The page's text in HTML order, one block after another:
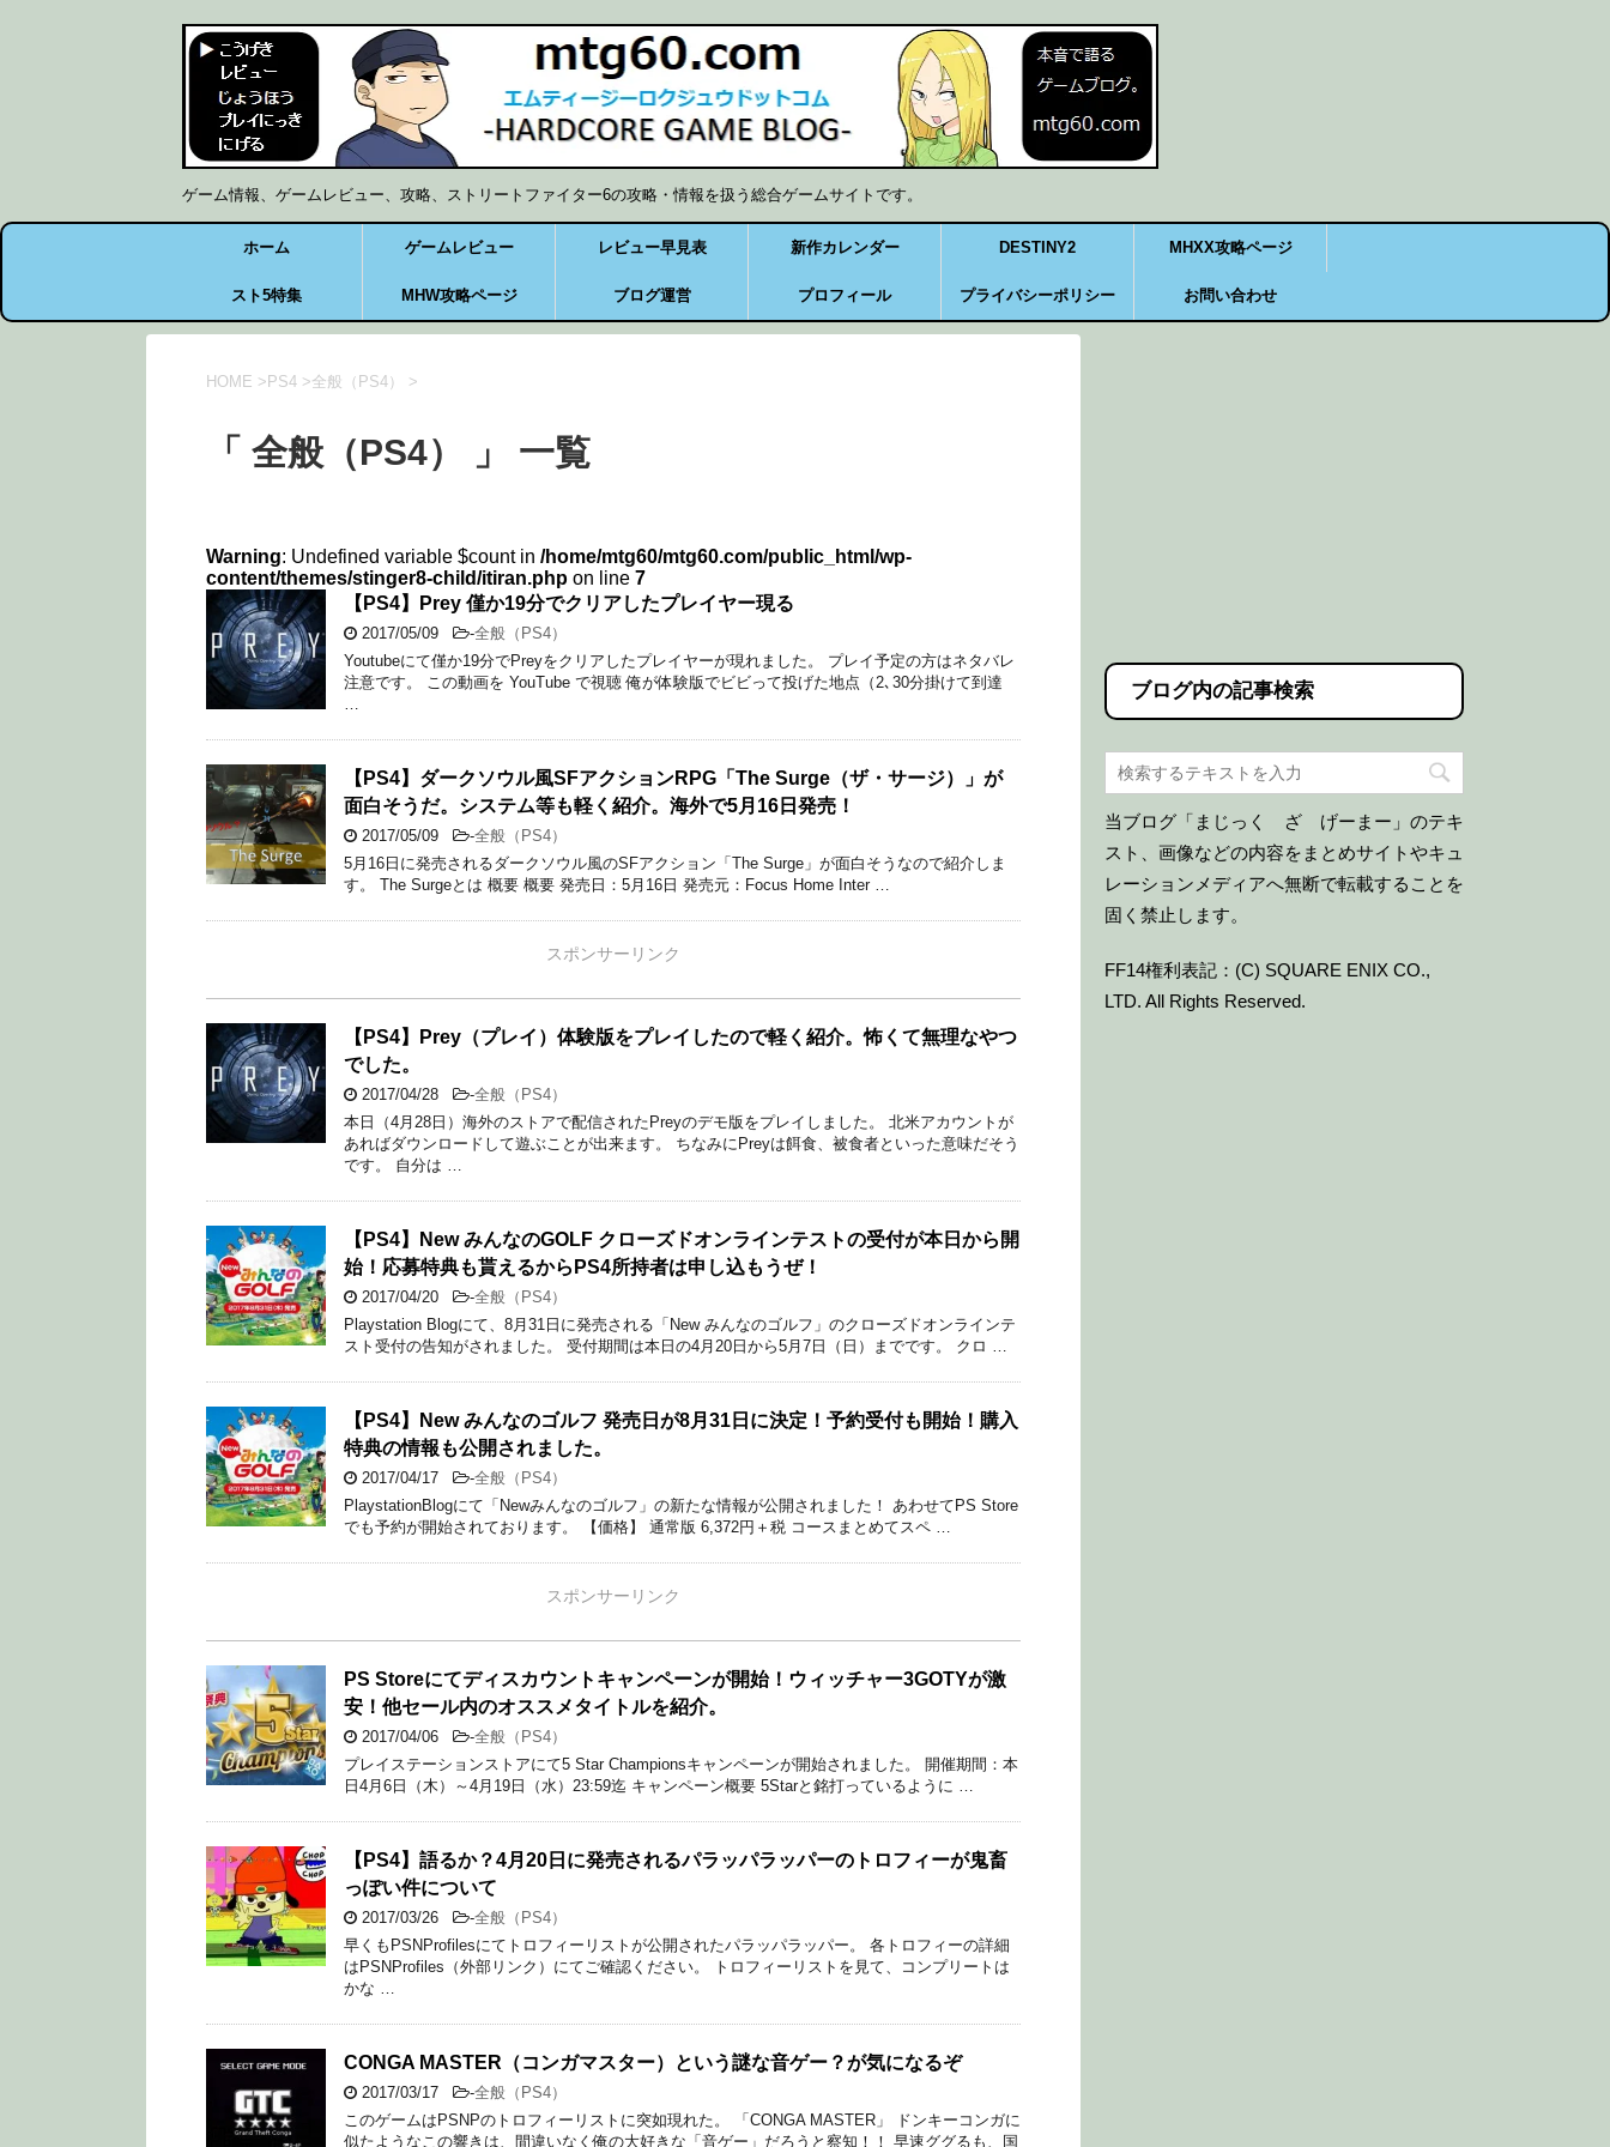
ゲーム情報、ゲームレビュー、攻略、ストリートファイター6の攻略・情報を扱う総合ゲームサイトです。
ホーム ゲームレビュー レビュー早見表 新作カレンダー DESTINY2 MHXX攻略ページ
スト5特集 MHW攻略ページ ブログ運営 プロフィール プライバシーポリシー お問い合わせ
HOME > PS4 >全般（PS4） >
「 全般（PS4） 」 一覧
Warning: Undefined variable $count in /home/mtg60/mtg60.com/public_html/wp-
content/themes/stinger8-child/itiran.php on line 7
【PS4】Prey 僅か19分でクリアしたプレイヤー現る
2017/05/09 -全般（PS4）
Youtubeにて僅か19分でPreyをクリアしたプレイヤーが現れました。 プレイ予定の方はネタバレ
注意です。 この動画を YouTube で視聴 俺が体験版でビビって投げた地点（2､30分掛けて到達
…
【PS4】ダークソウル風SFアクションRPG「The Surge（ザ・サージ）」が
面白そうだ。システム等も軽く紹介。海外で5月16日発売！
2017/05/09 -全般（PS4）
5月16日に発売されるダークソウル風のSFアクション「The Surge」が面白そうなので紹介しま
す。 The Surgeとは 概要 概要 発売日：5月16日 発売元：Focus Home Inter …
スポンサーリンク
【PS4】Prey（プレイ）体験版をプレイしたので軽く紹介。怖くて無理なやつ
でした。
2017/04/28 -全般（PS4）
本日（4月28日）海外のストアで配信されたPreyのデモ版をプレイしました。 北米アカウントが
あればダウンロードして遊ぶことが出来ます。 ちなみにPreyは餌食、被食者といった意味だそう
です。 自分は …
【PS4】New みんなのGOLF クローズドオンラインテストの受付が本日から開
始！応募特典も貰えるからPS4所持者は申し込もうぜ！
2017/04/20 -全般（PS4）
Playstation Blogにて、8月31日に発売される「New みんなのゴルフ」のクローズドオンラインテ
スト受付の告知がされました。 受付期間は本日の4月20日から5月7日（日）までです。 クロ …
【PS4】New みんなのゴルフ 発売日が8月31日に決定！予約受付も開始！購入
特典の情報も公開されました。
2017/04/17 -全般（PS4）
PlaystationBlogにて「Newみんなのゴルフ」の新たな情報が公開されました！ あわせてPS Store
でも予約が開始されております。 【価格】 通常版 6,372円＋税 コースまとめてスペ …
スポンサーリンク
PS Storeにてディスカウントキャンペーンが開始！ウィッチャー3GOTYが激
安！他セール内のオススメタイトルを紹介。
2017/04/06 -全般（PS4）
プレイステーションストアにて5 Star Championsキャンペーンが開始されました。 開催期間：本
日4月6日（木）～4月19日（水）23:59迄 キャンペーン概要 5Starと銘打っているように …
【PS4】語るか？4月20日に発売されるパラッパラッパーのトロフィーが鬼畜
っぽい件について
2017/03/26 -全般（PS4）
早くもPSNProfilesにてトロフィーリストが公開されたパラッパラッパー。 各トロフィーの詳細
はPSNProfiles（外部リンク）にてご確認ください。 トロフィーリストを見て、コンプリートは
かな …
CONGA MASTER（コンガマスター）という謎な音ゲー？が気になるぞ
2017/03/17 -全般（PS4）
このゲームはPSNPのトロフィーリストに突如現れた。 「CONGA MASTER」 ドンキーコンガに
似たようなこの響きは、間違いなく俺の大好きな「音ゲー」だろうと察知！！ 早速ググるも、国
ブログ内の記事検索
当ブログ「まじっく ざ げーまー」のテキ
スト、画像などの内容をまとめサイトやキュ
レーションメディアへ無断で転載することを
固く禁止します。
FF14権利表記：(C) SQUARE ENIX CO.,
LTD. All Rights Reserved.